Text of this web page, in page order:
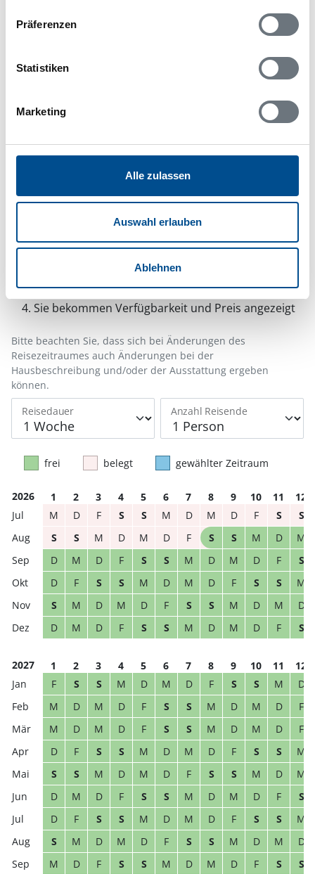
Präferenzen
Statistiken
Marketing
Alle zulassen
Auswahl erlauben
Ablehnen
Skriptblocker/AdBlocker aktiviert zu sein!
verhindert. Um die Funktionen nutzen zu können,
deaktivieren Sie bitte den Blocker für diese Seite
Nachdem Sie Ihre Erlaubnis gegeben
welche Funktionen genutzt werden sollen.
Belegungskalender
Anzahl Reisende auswählen
Anreisetag im Belegungskalender anklicken
Sie bekommen Verfügbarkeit und Preis angezeigt
Reisedauer Anzahl Reisende
Bitte beachten Sie, dass sich bei Änderungen des
Reisezeitraumes auch Änderungen bei der
Hausbeschreibung und/oder der Ausstattung ergeben
können.
frei belegt gewählter Zeitraum
2026 1 2 3 4 5 6 7 8 9 10 11
12
M
D F S S M D M D F S
S
S
S M D M D F S S M D
M
D
M D F S S M D M D F
S
D
F S S M D M D F S S
M
S
M D M D F S S M D M
D
D
M D F S S M D M D F S
2027 1 2 3 4 5 6 7 8 9 10 11
12
F
S S M D M D F S S M
D
M
D M D F S S M D M D
F
M
D M D F S S M D M D
F
D
F S S M D M D F S S
M
S
S M D M D F S S M D
M
D
M D F S S M D M D F
S
D
F S S M D M D F S S
M
S
M D M D F S S M D M
D
M
D F S S M D M D F S
S